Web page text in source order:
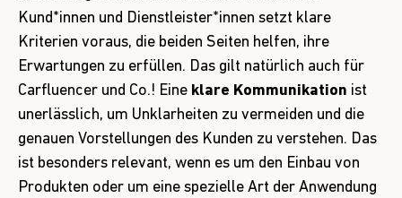
Kund*innen und Dienstleister*innen setzt klare
Kriterien voraus, die beiden Seiten helfen, ihre
Erwartungen zu erfüllen. Das gilt natürlich auch für
Carfluencer und Co.! Eine klare Kommunikation ist
unerlässlich, um Unklarheiten zu vermeiden und die
genauen Vorstellungen des Kunden zu verstehen. Das
ist besonders relevant, wenn es um den Einbau von
Produkten oder um eine spezielle Art der Anwendung